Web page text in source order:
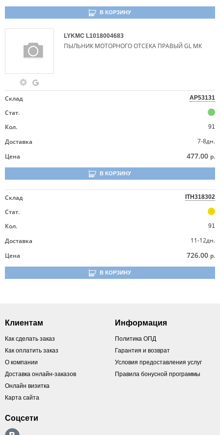
В КОРЗИНУ
LYKMC L1018004683
ПЫЛЬНИК МОТОРНОГО ОТСЕКА ПРАВЫЙ GL MK
Склад AP53131
Стат.
Кол.
91
Доставка
7-8дн.
Цена
477.00 р.
В КОРЗИНУ
Склад ITH318302
Стат.
Кол.
91
Доставка
11-12дн.
Цена
726.00 р.
В КОРЗИНУ
Клиентам
Как сделать заказ
Как оплатить заказ
О компании
Доставка онлайн-заказов
Онлайн визитка
Карта сайта
Информация
Политика ОПД
Гарантия и возврат
Условия предоставления услуг
Правила бонусной программы
Соцсети